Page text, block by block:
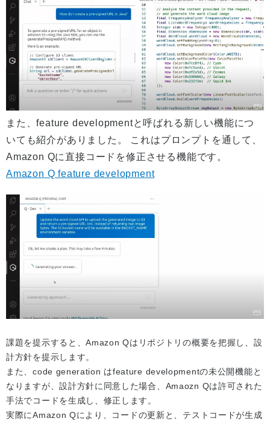
また、feature developmentと呼ばれる新しい機能につ
いても紹介がありました。 これはプロンプトを通して、
Amazon Qに直接コードを修正させる機能です。
Amazon Q feature development
課題を提示すると、Amazon Qはリポジトリの概要を把握し、設
計方針を提示します。
また、code generation はfeature developmentの未公開機能と
なりますが、設計方針に同意した場合、Amaozn Qは許可された
手法でコードを生成し、修正します。
実際にAmazon Qにより、コードの更新と、テストコードが生成